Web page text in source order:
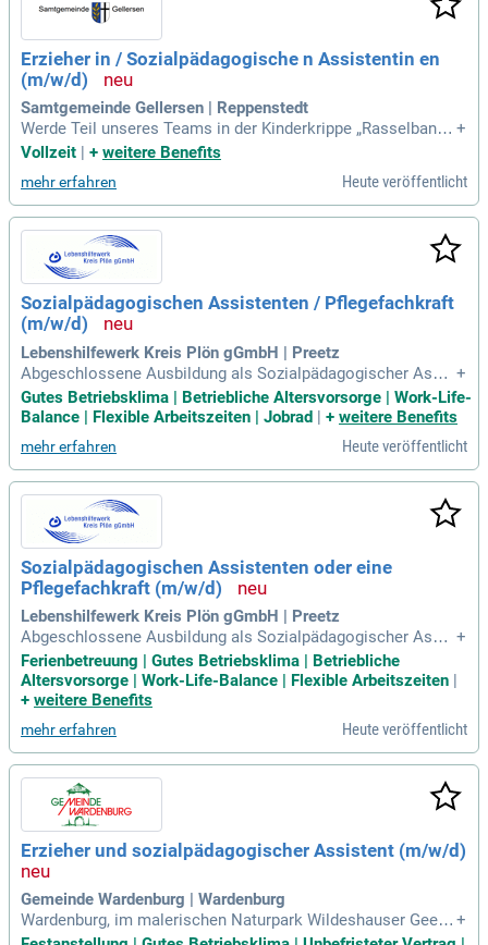
Erzieher in / Sozialpädagogische n Assistentin en
(m/w/d)
Samtgemeinde Gellersen | Reppenstedt
Werde Teil unseres Teams in der Kinderkrippe „Rasselband
e“ in Reppenstedt! Die Samtgemeinde Gellersen sucht enga
en (m/w/d) zum nächstmöglichen Zeitpunkt. Mehr Informati
onen unter www.gellersen.de.
+
Vollzeit
+ weitere Benefits
mehr erfahren Heute veröffentlicht
Sozialpädagogischen Assistenten / Pflegefachkraft
(m/w/d)
Lebenshilfewerk Kreis Plön gGmbH | Preetz
Abgeschlossene Ausbildung als Sozialpädagogischer Assis
tent (m/w/d), in der Kinderpflege oder vergleichbare Qualifik
ation; Erfahrung in der Pflege/ Betreuung von behinderten Ki
Arbeiten; Bereitschaft
+
Gutes Betriebsklima | Betriebliche Altersvorsorge | Work-Life-
Balance | Flexible Arbeitszeiten | Jobrad | + weitere Benefits
mehr erfahren Heute veröffentlicht
Sozialpädagogischen Assistenten oder eine
Pflegefachkraft (m/w/d)
Lebenshilfewerk Kreis Plön gGmbH | Preetz
Abgeschlossene Ausbildung als Sozialpädagogischer Assis
tent (m/w/d), in der Kinderpflege oder vergleichbare Qualifik
ation; Erfahrung in der Pflege/ Betreuung von behinderten Ki
ndern und Jugendlichen; Kompetenzen im rückengerechten
+
Ferienbetreuung | Gutes Betriebsklima | Betriebliche
Altersvorsorge | Work-Life-Balance | Flexible Arbeitszeiten |
+ weitere Benefits
mehr erfahren Heute veröffentlicht
Erzieher und sozialpädagogischer Assistent (m/w/d)
Gemeinde Wardenburg | Wardenburg
Wardenburg, im malerischen Naturpark Wildeshauser Geest,
bietet eine attraktive Umgebung für Erzieher und sozialpäda
+